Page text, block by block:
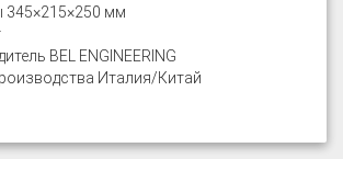
345×215×250 мм
BEL ENGINEERING
Италия/Китай